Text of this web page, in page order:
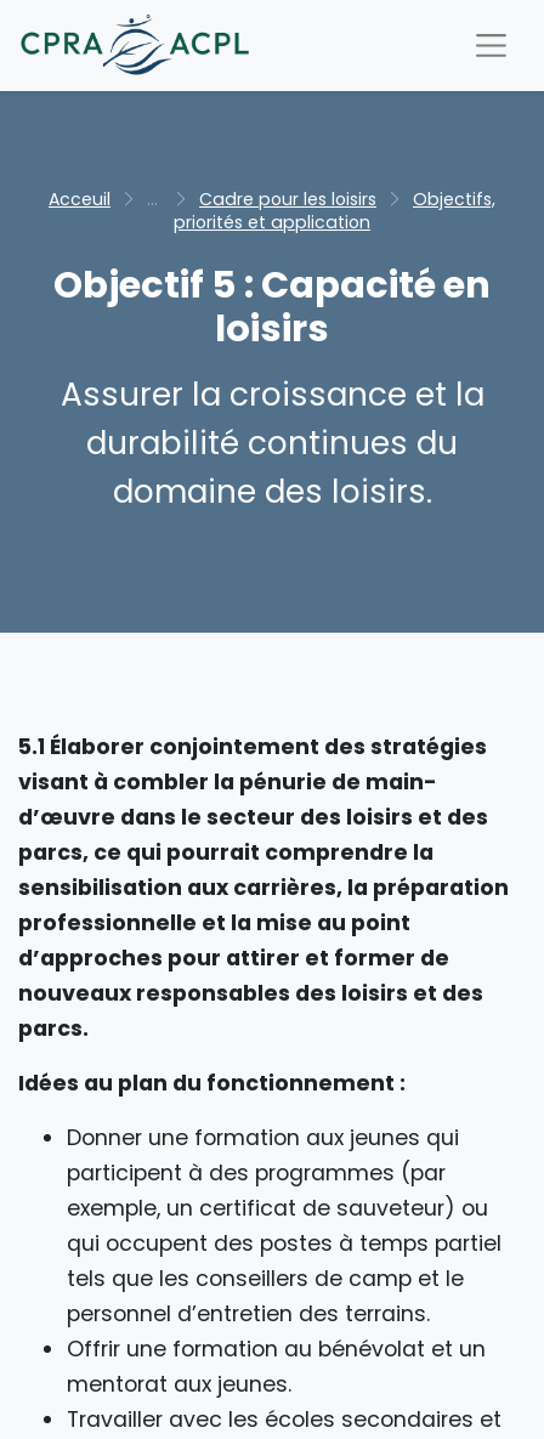
Acceuil ... Cadre pour les loisirs
Objectifs,
priorités et application
Objectif 5 : Capacité en
loisirs
Assurer la croissance et la
durabilité continues du
domaine des loisirs.
5.1 Élaborer conjointement des stratégies
visant à combler la pénurie de main-
d’œuvre dans le secteur des loisirs et des
parcs, ce qui pourrait comprendre la
sensibilisation aux carrières, la préparation
professionnelle et la mise au point
d’approches pour attirer et former de
nouveaux responsables des loisirs et des
parcs.
Idées au plan du fonctionnement :
Donner une formation aux jeunes qui
participent à des programmes (par
exemple, un certificat de sauveteur) ou
qui occupent des postes à temps partiel
tels que les conseillers de camp et le
personnel d’entretien des terrains.
Offrir une formation au bénévolat et un
mentorat aux jeunes.
Travailler avec les écoles secondaires et